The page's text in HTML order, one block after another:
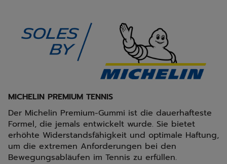
MICHELIN PREMIUM TENNIS
Der Michelin Premium-Gummi ist die dauerhafteste
Formel, die jemals entwickelt wurde. Sie bietet
erhöhte Widerstandsfähigkeit und optimale Haftung,
um die extremen Anforderungen bei den
Bewegungsabläufen im Tennis zu erfüllen.